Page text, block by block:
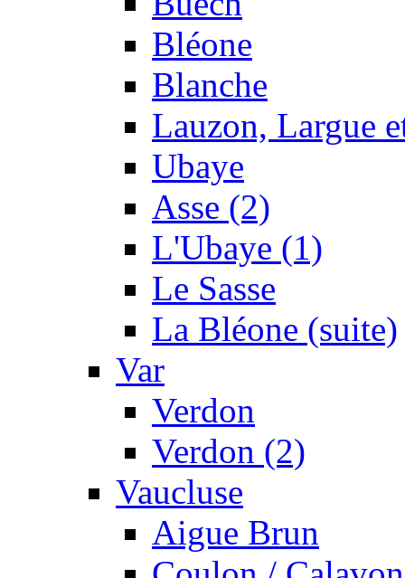
Bléone
Blanche
Lauzon, Largue
Ubaye
Asse (2)
L'Ubaye (1)
Le Sasse
La Bléone (suite)
Var
Verdon
Verdon (2)
Vaucluse
Aigue Brun